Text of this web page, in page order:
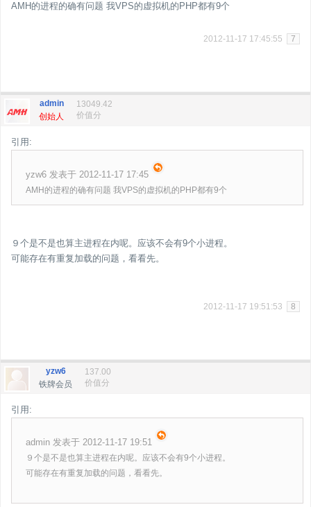
AMH的进程的确有问题 我VPS的虚拟机的PHP都有9个
2012-11-17 17:45:55 7
admin
创始人
13049.42
价值分
引用:
yzw6 发表于 2012-11-17 17:45
AMH的进程的确有问题 我VPS的虚拟机的PHP都有9个
９个是不是也算主进程在内呢。应该不会有9个小进程。
可能存在有重复加载的问题，看看先。
2012-11-17 19:51:53 8
yzw6
铁牌会员
137.00
价值分
引用:
admin 发表于 2012-11-17 19:51
９个是不是也算主进程在内呢。应该不会有9个小进程。
可能存在有重复加载的问题，看看先。